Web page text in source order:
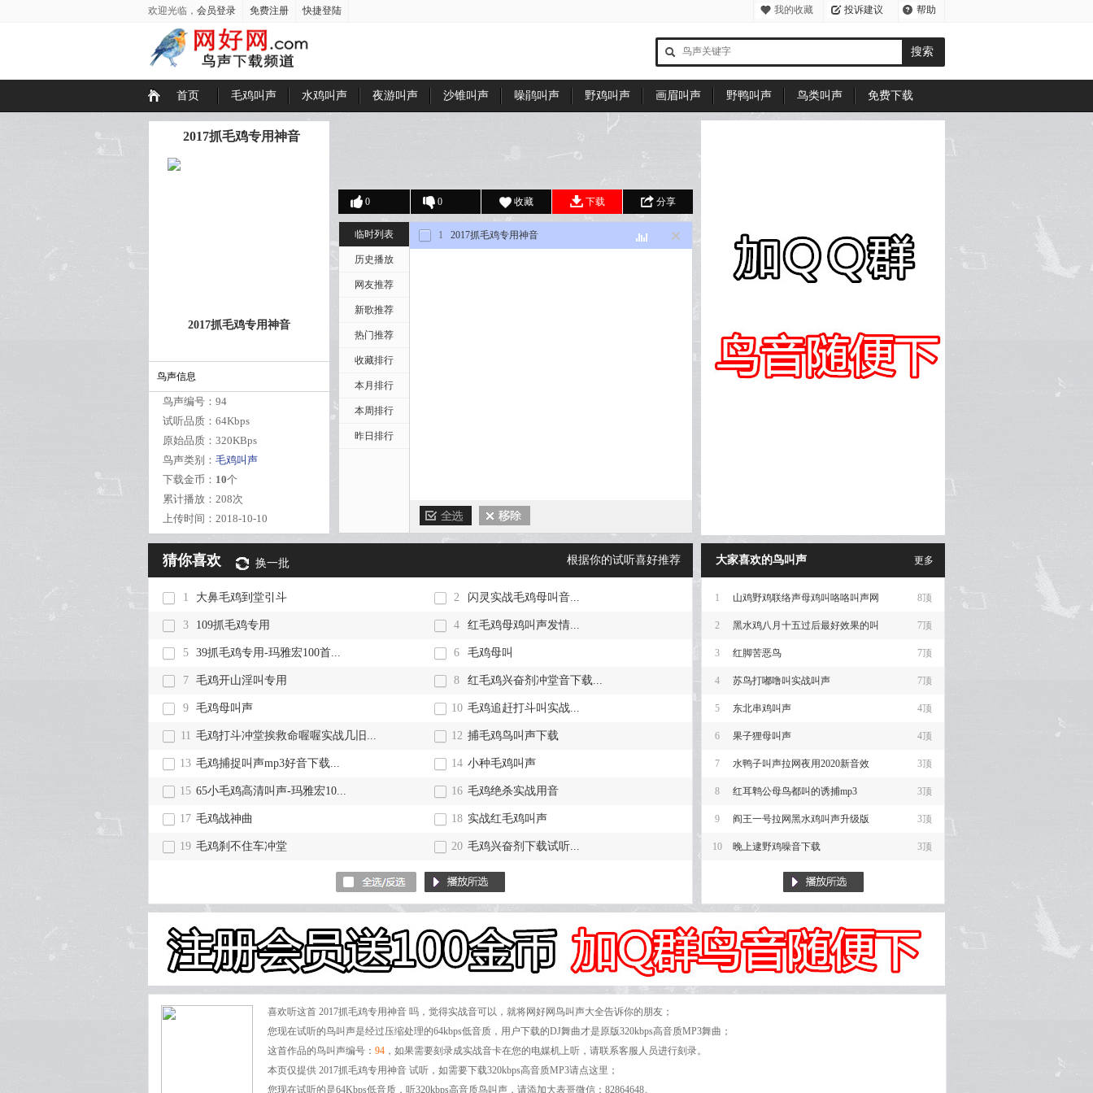
欢迎光临， 会员登录 免费注册 快捷登陆 我的收藏 投诉建议
帮助
首页 毛鸡叫声 水鸡叫声 夜游叫声 沙锥叫声 噪鹃叫声 野鸡叫声 画眉叫声 野鸭叫声 鸟类叫声 免费下载
2017抓毛鸡专用神音
2017抓毛鸡专用神音
鸟声信息
鸟声编号： 94
试听品质： 64Kbps
原始品质： 320KBps
鸟声类别： 毛鸡叫声
下载金币： 10个
累计播放： 208次
上传时间： 2018-10-10
0 0 收藏 下载 分享
临时列表
历史播放
网友推荐
新歌推荐
热门推荐
收藏排行
本月排行
本周排行
昨日排行
1 2017抓毛鸡专用神音
猜你喜欢 换一批 根据你的试听喜好推荐
1 大鼻毛鸡到堂引斗 2 闪灵实战毛鸡母叫音...
3 109抓毛鸡专用 4 红毛鸡母鸡叫声发情...
5 39抓毛鸡专用-玛雅宏100首... 6 毛鸡母叫
7 毛鸡开山淫叫专用 8 红毛鸡兴奋剂冲堂音下载...
9 毛鸡母叫声 10 毛鸡追赶打斗叫实战...
11 毛鸡打斗冲堂挨救命喔喔实战几旧... 12 捕毛鸡鸟叫声下载
13 毛鸡捕捉叫声mp3好音下载... 14 小种毛鸡叫声
15 65小毛鸡高清叫声-玛雅宏10... 16 毛鸡绝杀实战用音
17 毛鸡战神曲 18 实战红毛鸡叫声
19 毛鸡刹不住车冲堂 20 毛鸡兴奋剂下载试听...
大家喜欢的鸟叫声 更多
1 山鸡野鸡联络声母鸡叫咯咯叫声网 8顶
2 黑水鸡八月十五过后最好效果的叫
声
7顶
3 红脚苦恶鸟 7顶
4 苏鸟打嘟噜叫实战叫声 7顶
5 东北串鸡叫声 4顶
6 果子狸母叫声 4顶
7 水鸭子叫声拉网夜用2020新音效 3顶
8 红耳鹎公母鸟都叫的诱捕mp3 3顶
9 阎王一号拉网黑水鸡叫声升级版 3顶
10 晚上逮野鸡噪音下载 3顶
喜欢听这首 2017抓毛鸡专用神音 吗，觉得实战音可以，就将网好网鸟叫声大全告诉你的朋友；
您现在试听的鸟叫声是经过压缩处理的64kbps低音质，用户下载的DJ舞曲才是原版320kbps高音质MP3舞曲；
这首作品的鸟叫声编号： 94 ，如果需要刻录成实战音卡在您的电媒机上听，请联系客服人员进行刻录。
本页仅提供 2017抓毛鸡专用神音 试听，如需要下载320kbps高音质MP3请点这里；
您现在试听的是64Kbps低音质，听320kbps高音质鸟叫声，请添加大表哥微信：82864648。